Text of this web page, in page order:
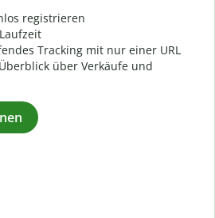
registrieren
Tracking mit nur einer URL
über Verkäufe und